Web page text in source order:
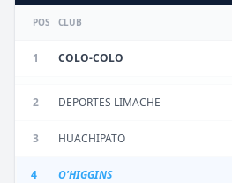
POS CLUB
1 COLO-COLO
2 DEPORTES LIMACHE
3 HUACHIPATO
4 O'HIGGINS